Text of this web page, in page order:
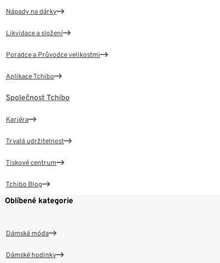
Nápady na dárky
Likvidace a složení
Poradce a Průvodce velikostmi
Aplikace Tchibo
Společnost Tchibo
Kariéra
Trvalá udržitelnost
Tiskové centrum
Tchibo Blog
Oblíbené kategorie
Dámská móda
Dámské hodinky